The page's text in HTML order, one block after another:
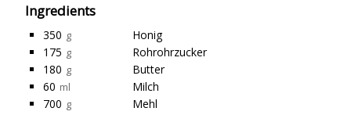
Ingredients
350 g
Honig
175 g
Rohrohrzucker
180 g
Butter
60 ml
Milch
700 g
Mehl